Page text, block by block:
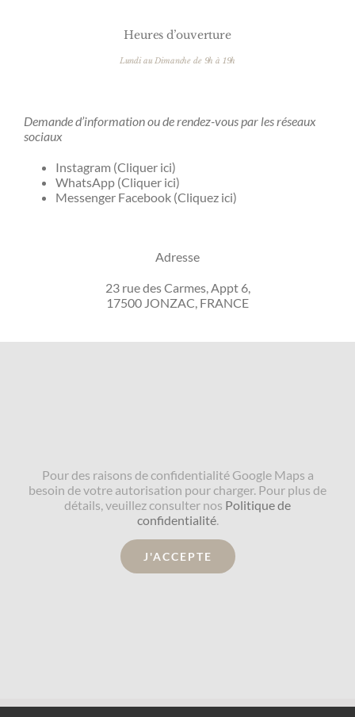
Heures d’ouverture
Lundi au Dimanche de 9h à 19h
Demande d’information ou de rendez-vous par les réseaux
sociaux
Instagram (Cliquer ici)
WhatsApp (Cliquer ici)
Messenger Facebook (Cliquez ici)
Adresse
23 rue des Carmes, Appt 6,
17500 JONZAC, FRANCE
Pour des raisons de confidentialité Google Maps a
besoin de votre autorisation pour charger. Pour plus de
détails, veuillez consulter nos Politique de
confidentialité.
J'ACCEPTE